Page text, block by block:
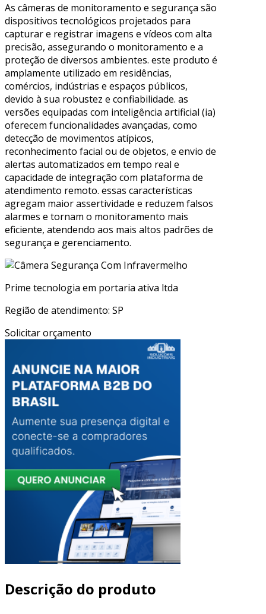
As câmeras de monitoramento e segurança são
dispositivos tecnológicos projetados para
capturar e registrar imagens e vídeos com alta
precisão, assegurando o monitoramento e a
proteção de diversos ambientes. este produto é
amplamente utilizado em residências,
comércios, indústrias e espaços públicos,
devido à sua robustez e confiabilidade. as
versões equipadas com inteligência artificial (ia)
oferecem funcionalidades avançadas, como
detecção de movimentos atípicos,
reconhecimento facial ou de objetos, e envio de
alertas automatizados em tempo real e
capacidade de integração com plataforma de
atendimento remoto. essas características
agregam maior assertividade e reduzem falsos
alarmes e tornam o monitoramento mais
eficiente, atendendo aos mais altos padrões de
segurança e gerenciamento.
Prime tecnologia em portaria ativa ltda
Região de atendimento: SP
Solicitar orçamento
Descrição do produto